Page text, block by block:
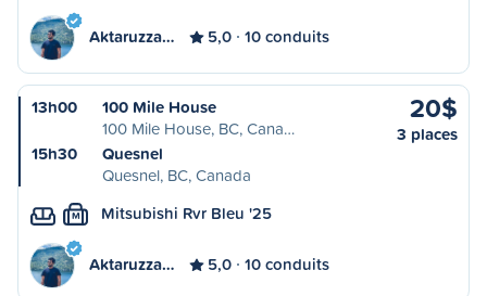
Aktaruzza… 5,0 10 conduits
13h00
100 Mile House
100 Mile House, BC, Cana…
15h30
Quesnel
Quesnel, BC, Canada
20$
3 places
M Mitsubishi Rvr Bleu '25
Aktaruzza… 5,0 10 conduits